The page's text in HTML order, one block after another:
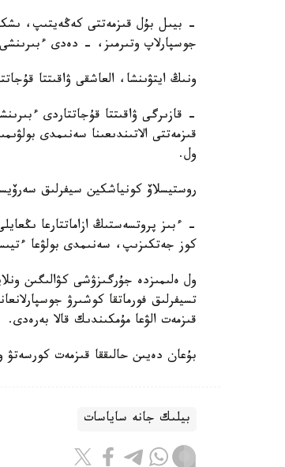
- بيىل بۇل قىزمەتتى كەڭەيتىپ، ىشكى
جوسپارلاپ وتىرمىز، - دەدى
ونىڭ ايتۋىنشا، العاشقى ۋاقىتتا
- قازىرگى ۋاقىتتا قۇجاتتاردى
قىزمەتتى الاتىندىعىنا سەنىمدى
ول.
روستيسلاۆ كونياشكين سيفرلىق
- ءبىز پروتسەستىڭ ازاماتتارعا
كوز جەتكىزىپ، سەنىمدى بولۋعا
ول ەلىمىزدە جۇرگىزۋشى كۋالىگىن
تسيفرلىق فورماتقا كوشىرۋ
قىزمەت الۋعا مۇمكىندىك قالا بەرەدى.
بۇعان دەيىن حالىققا قىزمەت كورسەتۋ
بيلىك جانە ساياسات